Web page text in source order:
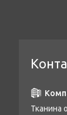
Тканина